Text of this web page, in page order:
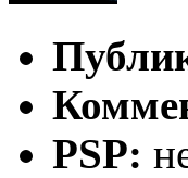
PSP: